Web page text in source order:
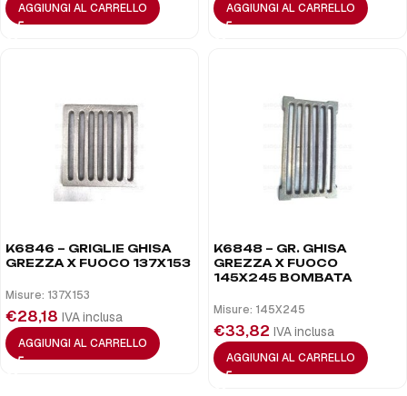
AGGIUNGI AL CARRELLO AGGIUNGI AL CARRELLO
K6846 – GRIGLIE GHISA
GREZZA X FUOCO 137X153
Misure: 137X153
€28,18 IVA inclusa
AGGIUNGI AL CARRELLO
K6848 – GR. GHISA
GREZZA X FUOCO
145X245 BOMBATA
Misure: 145X245
€33,82 IVA inclusa
AGGIUNGI AL CARRELLO